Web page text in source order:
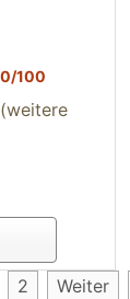
100
2 Weiter